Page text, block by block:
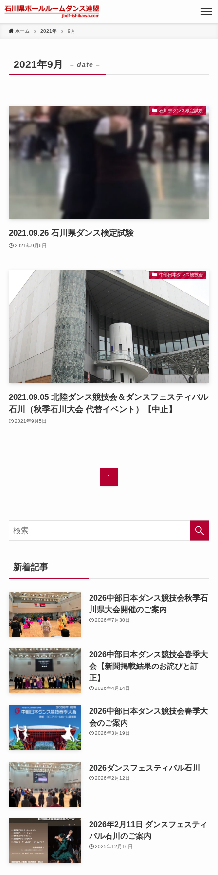
ホーム 2021年 9月
2021年9月 – date –
石川県ダンス検定試験
2021.09.26 石川県ダンス検定試験
2021年9月6日
中部日本ダンス競技会
2021.09.05 北陸ダンス競技会＆ダンスフェスティバル
石川（秋季石川大会 代替イベント）【中止】
2021年9月5日
1
新着記事
2026中部日本ダンス競技会秋季石
川県大会開催のご案内
2026年7月30日
2026中部日本ダンス競技会春季大
会【新聞掲載結果のお詫びと訂
正】
2026年4月14日
2026中部日本ダンス競技会春季大
会のご案内
2026年3月19日
2026ダンスフェスティバル石川
2026年2月12日
2026年2月11日 ダンスフェスティ
バル石川のご案内
2025年12月16日